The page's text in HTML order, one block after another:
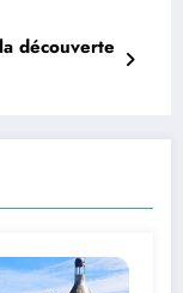
découverte